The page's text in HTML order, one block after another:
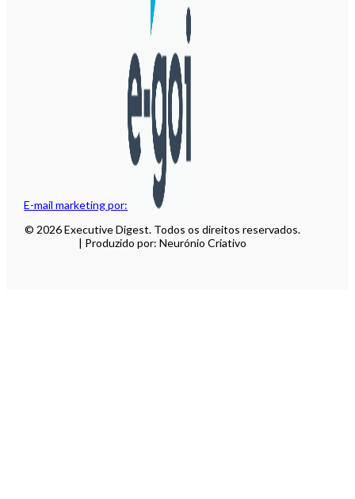
E-mail marketing por:
© 2026 Executive Digest. Todos os direitos reservados.
| Produzido por: Neurónio Criativo